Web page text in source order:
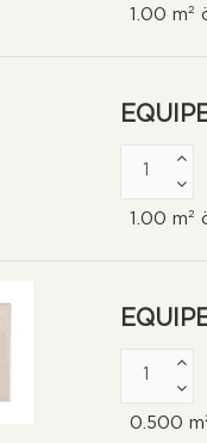
1.00 m²
1.00 m²
0.500